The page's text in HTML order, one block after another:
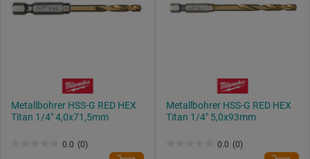
Metallbohrer HSS-G RED HEX
Titan 1/4" 4,0x71,5mm
0.0 (0)
Metallbohrer HSS-G RED HEX
Titan 1/4" 5,0x93mm
0.0 (0)